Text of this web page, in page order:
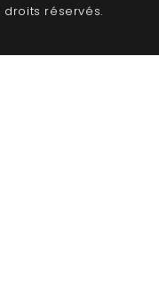
réservés.